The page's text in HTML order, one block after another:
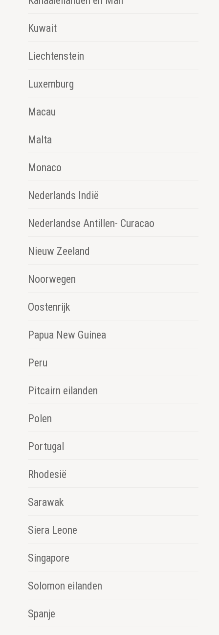
Kuwait
Liechtenstein
Luxemburg
Macau
Malta
Monaco
Nederlands Indië
Nederlandse Antillen- Curacao
Nieuw Zeeland
Noorwegen
Oostenrijk
Papua New Guinea
Peru
Pitcairn eilanden
Polen
Portugal
Rhodesië
Sarawak
Siera Leone
Singapore
Solomon eilanden
Spanje